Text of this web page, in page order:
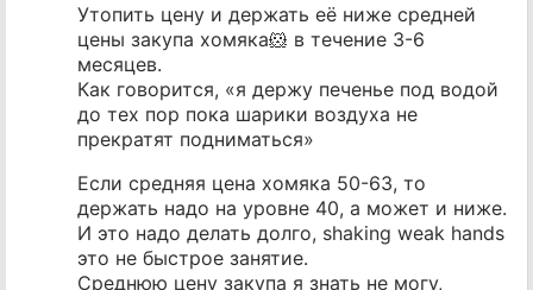
Утопить цену и держать её ниже средней
цены закупа хомяка🐹 в течение 3-6
месяцев.
Как говорится, «я держу печенье под водой
до тех пор пока шарики воздуха не
прекратят подниматься»
Если средняя цена хомяка 50-63, то
держать надо на уровне 40, а может и ниже.
И это надо делать долго, shaking weak hands
это не быстрое занятие.
Среднюю цену закупа я знать не могу,